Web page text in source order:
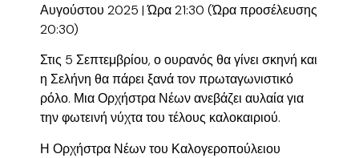
Αυγούστου 2025 | Ώρα 21:30 (Ώρα προσέλευσης
20:30)
Στις 5 Σεπτεμβρίου, ο ουρανός θα γίνει σκηνή και
η Σελήνη θα πάρει ξανά τον πρωταγωνιστικό
ρόλο. Μια Ορχήστρα Νέων ανεβάζει αυλαία για
την φωτεινή νύχτα του τέλους καλοκαιριού.
Η Ορχήστρα Νέων του Καλογεροπούλειου